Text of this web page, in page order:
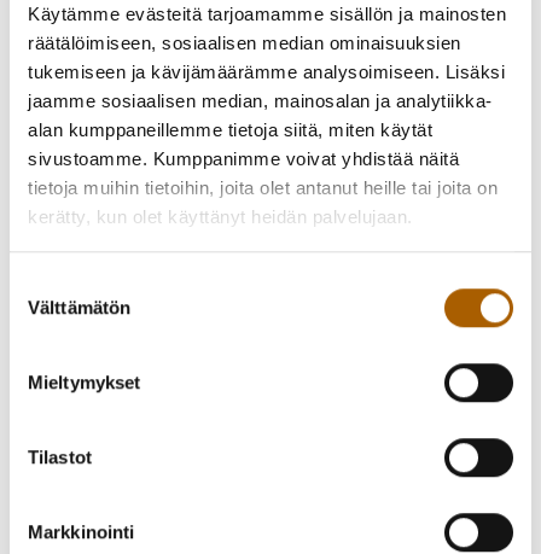
Käytämme evästeitä tarjoamamme sisällön ja mainosten
räätälöimiseen, sosiaalisen median ominaisuuksien
tukemiseen ja kävijämäärämme analysoimiseen. Lisäksi
jaamme sosiaalisen median, mainosalan ja analytiikka-
alan kumppaneillemme tietoja siitä, miten käytät
sivustoamme. Kumppanimme voivat yhdistää näitä
tietoja muihin tietoihin, joita olet antanut heille tai joita on
kerätty, kun olet käyttänyt heidän palvelujaan.
valinta
Välttämätön
Mieltymykset
Tilastot
Markkinointi